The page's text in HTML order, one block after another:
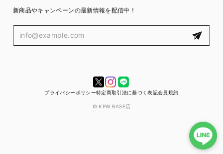
新商品やキャンペーンの最新情報を配信中！
プライバシーポリシー特定商取引法に基づく表記会員規約
© KPW BASE店